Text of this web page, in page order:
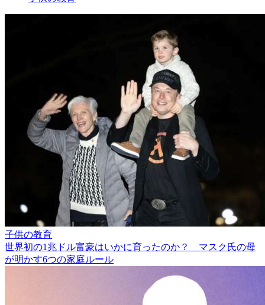
子供の教育
世界初の1兆ドル富豪はいかに育ったのか？ マスク氏の母
が明かす6つの家庭ルール